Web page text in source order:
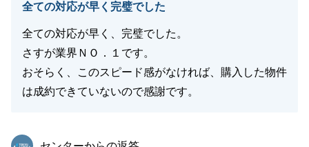
全ての対応が早く完璧でした
全ての対応が早く、完璧でした。
さすが業界ＮＯ．１です。
おそらく、このスピード感がなければ、購入した物件
は成約できていないので感謝です。
東急リバブル